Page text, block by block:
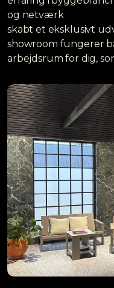
og netværk
skabt et eksklusivt
showroom fungerer
arbejdsrum for dig,